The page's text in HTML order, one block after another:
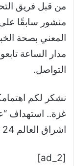
منشور سابقًا
المعني بصحة
مدار الساعة
التواصل.
نشكر لكم
غزة.. استهداف
اشراق العالم 24 على قوقل نيوز للمزيد من الأخبار
[ad_2]